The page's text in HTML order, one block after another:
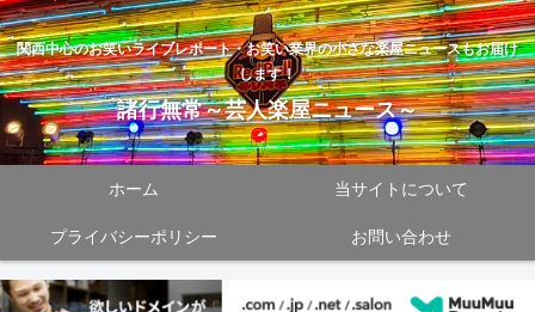
関西中心のお笑いライブレポート・お笑い業界の小さな楽屋ニュースもお届け
します！
諸行無常～芸人楽屋ニュース～
ホーム 当サイトについて
プライバシーポリシー お問い合わせ